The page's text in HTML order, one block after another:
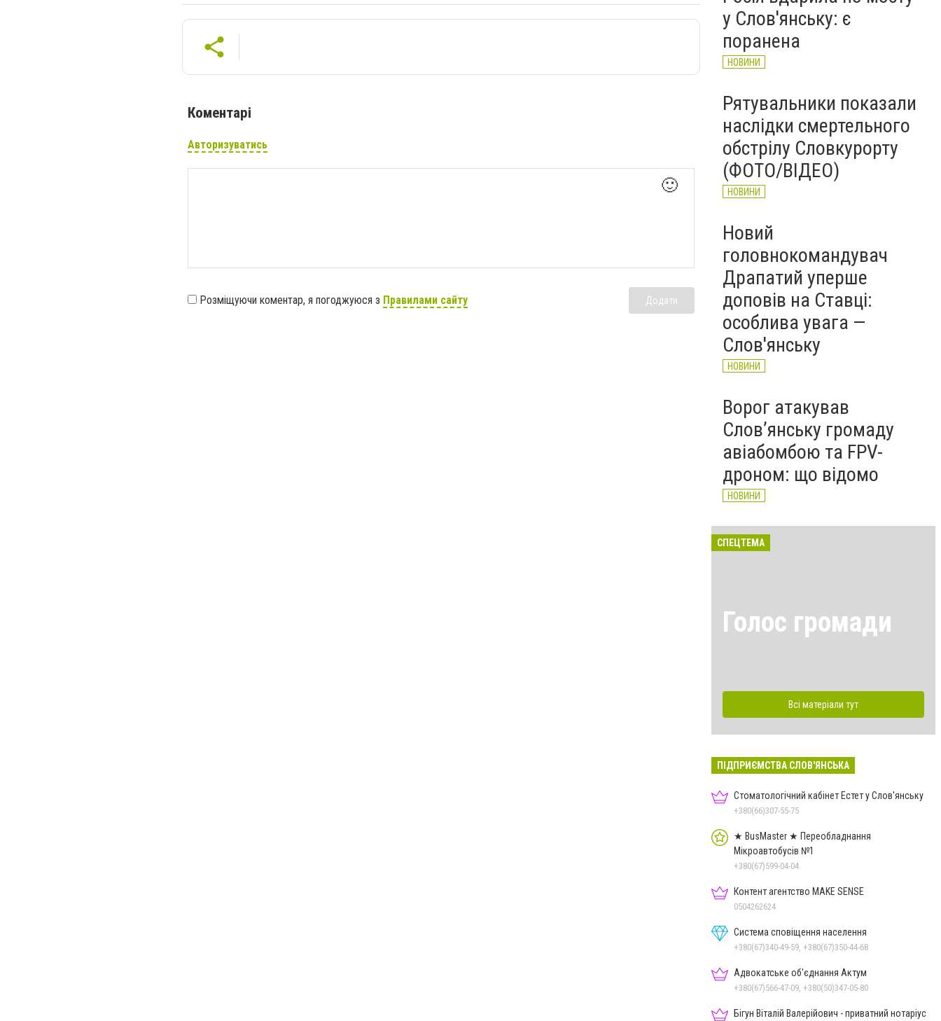
Коментарі
Авторизуватись
🙂
Розміщуючи коментар, я погоджуюся з Правилами сайту Додати
у Слов'янську: є
поранена
НОВИНИ
Рятувальники показали
наслідки смертельного
обстрілу Словкурорту
(ФОТО/ВІДЕО)
НОВИНИ
Новий
головнокомандувач
Драпатий уперше
доповів на Ставці:
особлива увага —
Слов'янську
НОВИНИ
Ворог атакував
Слов’янську громаду
авіабомбою та FPV-
дроном: що відомо
НОВИНИ
СПЕЦТЕМА
Голос громади
Всі матеріали тут
ПІДПРИЄМСТВА СЛОВ'ЯНСЬКА
Стоматологічний кабінет Естет у Слов'янську
+380(66)307-55-75
★ BusMaster ★ Переобладнання
Мікроавтобусів №1
+380(67)599-04-04
Контент агентство MAKE SENSE
0504262624
Система сповіщення населення
+380(67)340-49-59, +380(67)350-44-68
Адвокатське об'єднання Актум
+380(67)566-47-09, +380(50)347-05-80
Бігун Віталій Валерійович - приватний нотаріус